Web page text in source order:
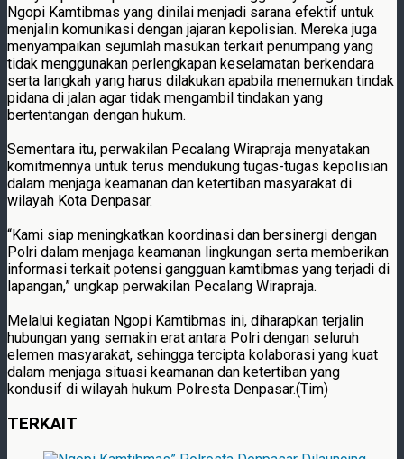
Ngopi Kamtibmas yang dinilai menjadi sarana efektif untuk
menjalin komunikasi dengan jajaran kepolisian. Mereka juga
menyampaikan sejumlah masukan terkait penumpang yang
tidak menggunakan perlengkapan keselamatan berkendara
serta langkah yang harus dilakukan apabila menemukan tindak
pidana di jalan agar tidak mengambil tindakan yang
bertentangan dengan hukum.
Sementara itu, perwakilan Pecalang Wirapraja menyatakan
komitmennya untuk terus mendukung tugas-tugas kepolisian
dalam menjaga keamanan dan ketertiban masyarakat di
wilayah Kota Denpasar.
“Kami siap meningkatkan koordinasi dan bersinergi dengan
Polri dalam menjaga keamanan lingkungan serta memberikan
informasi terkait potensi gangguan kamtibmas yang terjadi di
lapangan,” ungkap perwakilan Pecalang Wirapraja.
Melalui kegiatan Ngopi Kamtibmas ini, diharapkan terjalin
hubungan yang semakin erat antara Polri dengan seluruh
elemen masyarakat, sehingga tercipta kolaborasi yang kuat
dalam menjaga situasi keamanan dan ketertiban yang
kondusif di wilayah hukum Polresta Denpasar.(Tim)
TERKAIT